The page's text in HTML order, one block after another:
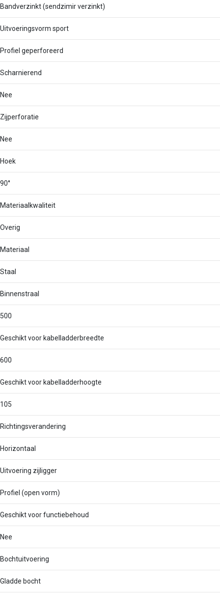
Bandverzinkt (sendzimir verzinkt)
Uitvoeringsvorm sport
Profiel geperforeerd
Scharnierend
Nee
Zijperforatie
Nee
Hoek
90°
Materiaalkwaliteit
Overig
Materiaal
Staal
Binnenstraal
500
Geschikt voor kabelladderbreedte
600
Geschikt voor kabelladderhoogte
105
Richtingsverandering
Horizontaal
Uitvoering zijligger
Profiel (open vorm)
Geschikt voor functiebehoud
Nee
Bochtuitvoering
Gladde bocht